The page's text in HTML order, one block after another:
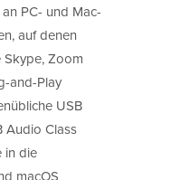
PC- und Mac-
auf denen
Zoom
and-Play
USB
Audio Class
in die
macOS